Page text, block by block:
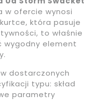
w ofercie wynosi
która pasuje
to właśnie
wygodny element
dostarczonych
typu: skład
parametry